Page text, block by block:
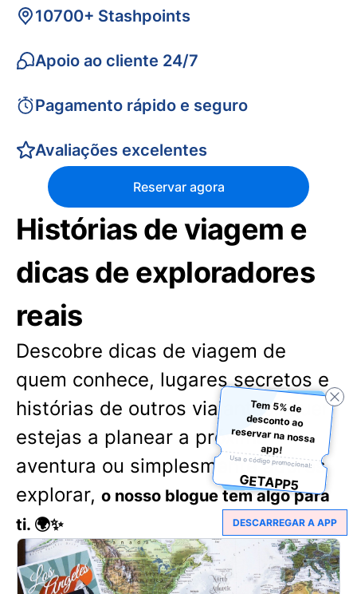
10700+ Stashpoints
Apoio ao cliente 24/7
Pagamento rápido e seguro
Avaliações excelentes
Reservar agora
Histórias de viagem e
dicas de exploradores
reais
Descobre dicas de viagem de
quem conhece, lugares secretos e
histórias de outros viajantes. Quer
estejas a planear a próxima
aventura ou simplesmente adores
explorar, o nosso blogue tem algo para
ti. 🌍✨
Tem 5% de
desconto ao
reservar na nossa
app!
Usa o código promocional:
GETAPP5
DESCARREGAR A APP